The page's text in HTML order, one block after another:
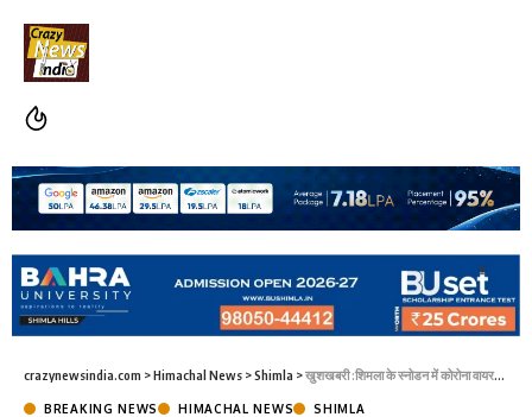
crazynewsindia.com >Himachal News >Shimla >खुशखबरी :शिमला के स्नोडन में कोरोना वायरस के 10 सैंपल नेगेटिव
BREAKING NEWS HIMACHAL NEWS SHIMLA